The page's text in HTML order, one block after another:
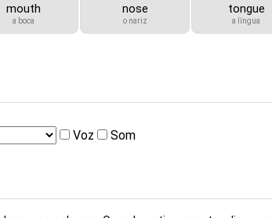
mouth
a boca
nose
o nariz
tongue
a língua
Voz Som